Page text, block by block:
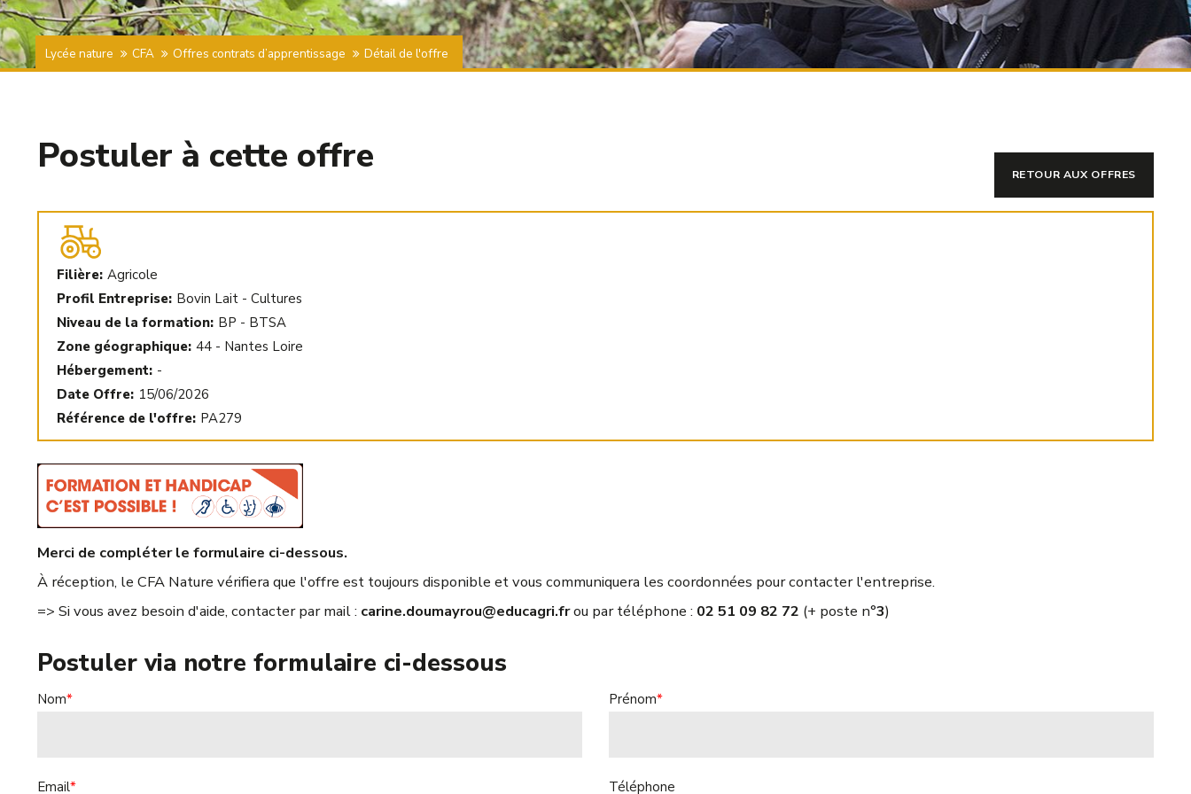
Lycée nature CFA Offres contrats d’apprentissage Détail de l'offre
Postuler à cette offre RETOUR AUX OFFRES
Filière: Agricole
Profil Entreprise: Bovin Lait - Cultures
Niveau de la formation: BP - BTSA
Zone géographique: 44 - Nantes Loire
Hébergement: -
Date Offre: 15/06/2026
Référence de l'offre: PA279
Merci de compléter le formulaire ci-dessous.
À réception, le CFA Nature vérifiera que l'offre est toujours disponible et vous communiquera les coordonnées pour contacter l'entreprise.
=> Si vous avez besoin d'aide, contacter par mail : carine.doumayrou@educagri.frou par téléphone : 02 51 09 82 72 (+ poste n°3)
Postuler via notre formulaire ci-dessous
Nom* Prénom*
Email* Téléphone